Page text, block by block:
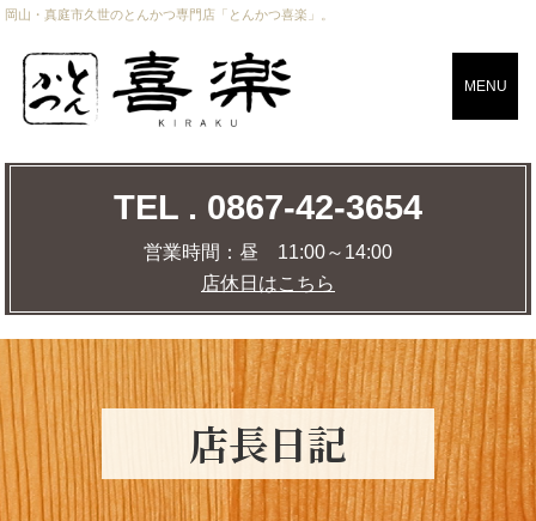
CLOSE
TEL . 0867-42-3654
営業時間：昼 11:00～14:00
店休日はこちら
MAP
店舗までの道のりを調べる
トップページ おしながき
岡山・真庭市久世のとんかつ専門店「とんかつ喜楽」。
MENU
TEL . 0867-42-3654
営業時間： 昼 11:00～14:00
店休日はこちら
店⾧日記